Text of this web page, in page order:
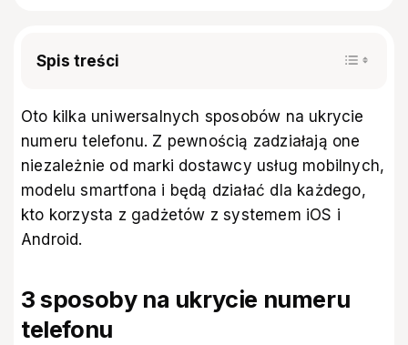
Spis treści
Oto kilka uniwersalnych sposobów na ukrycie
numeru telefonu. Z pewnością zadziałają one
niezależnie od marki dostawcy usług mobilnych,
modelu smartfona i będą działać dla każdego,
kto korzysta z gadżetów z systemem iOS i
Android.
3 sposoby na ukrycie numeru
telefonu